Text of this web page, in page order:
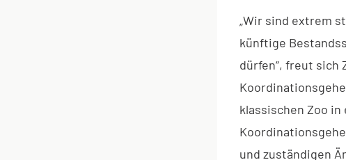
„Wir sind extrem
künftige
dürfen“, freut sich
klassischen Zoo
und zuständigen